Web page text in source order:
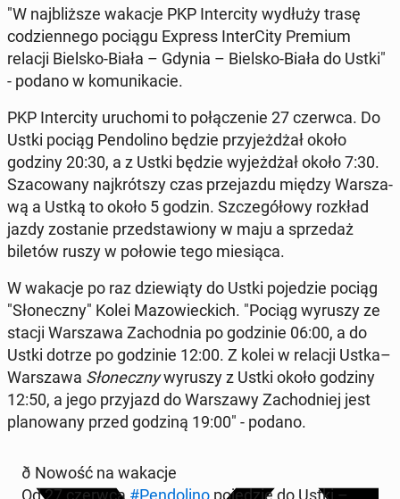
"W na­jbliższe wakacje PKP In­ter­ci­ty wydłuży trasę
codzi­en­nego pociągu Express In­ter­Ci­ty Premium
relacji Bielsko-Biała – Gdynia – Bielsko-Biała do Ustki"
- podano w ko­mu­nika­cie.
PKP In­ter­ci­ty uru­cho­mi to połącze­nie 27 czerwca. Do
Ustki pociąg Pen­dolino będzie przy­jeżdżał około
godziny 20:30, a z Ustki będzie wyjeżdżał około 7:30.
Sza­cow­any na­jkrót­szy czas prze­jaz­du między Warsza­
wą a Ustką to około 5 godzin. Szczegółowy rozkład
jazdy zostanie przed­staw­iony w maju a sprzedaż
biletów ruszy w połowie tego miesią­ca.
W wakacje po raz dziewią­ty do Ustki po­jedzie pociąg
"Słoneczny" Kolei Ma­zowiec­kich. "Pociąg wyruszy ze
stacji Warsza­wa Za­chod­nia po godzinie 06:00, a do
Ustki dotrze po godzinie 12:00. Z kolei w relacji Ustka–
Warsza­wa Słonecznywyruszy z Ustki około godziny
12:50, a jego przy­jazd do Warsza­wy Za­chod­niej jest
planowany przed godziną 19:00" - podano.
ð Nowość na wakacje
Od 27 czerwca #Pen­dolino po­jedzie do Ustki –